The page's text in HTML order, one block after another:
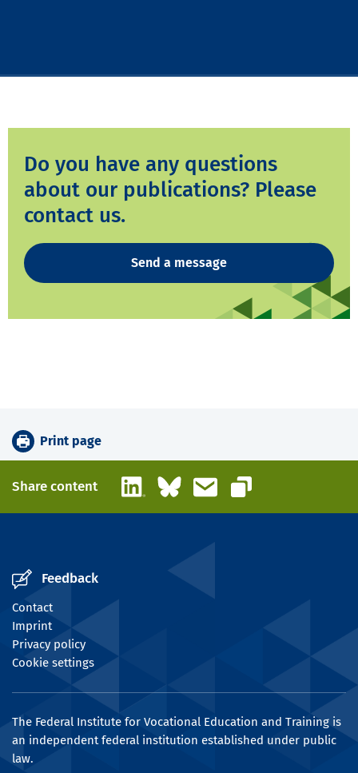
Do you have any questions
about our publications? Please
contact us.
Send a message
Print page
Share content LinkedInBlueskyEmail
Copy link
Feedback
Contact
Imprint
Privacy policy
Cookie settings
The Federal Institute for Vocational Education and Training is
an independent federal institution established under public
law.